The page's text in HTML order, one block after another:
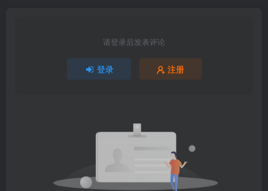
请登录后发表评论
登录 注册